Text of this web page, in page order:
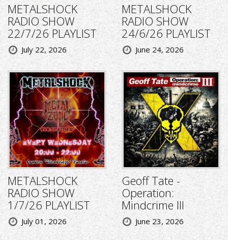
METALSHOCK
RADIO SHOW
22/7/26 PLAYLIST
July 22, 2026
METALSHOCK
RADIO SHOW
24/6/26 PLAYLIST
June 24, 2026
METALSHOCK
RADIO SHOW
1/7/26 PLAYLIST
July 01, 2026
Geoff Tate -
Operation:
Mindcrime III
June 23, 2026